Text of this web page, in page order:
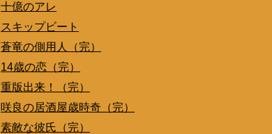
十億のアレ
スキップビート
蒼竜の側用人（完）
14歳の恋（完）
重版出来！（完）
咲良の居酒屋歳時奇（完）
素敵な彼氏（完）